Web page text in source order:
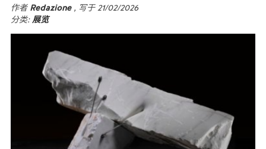
作者 Redazione , 写于 21/02/2026
分类:展览